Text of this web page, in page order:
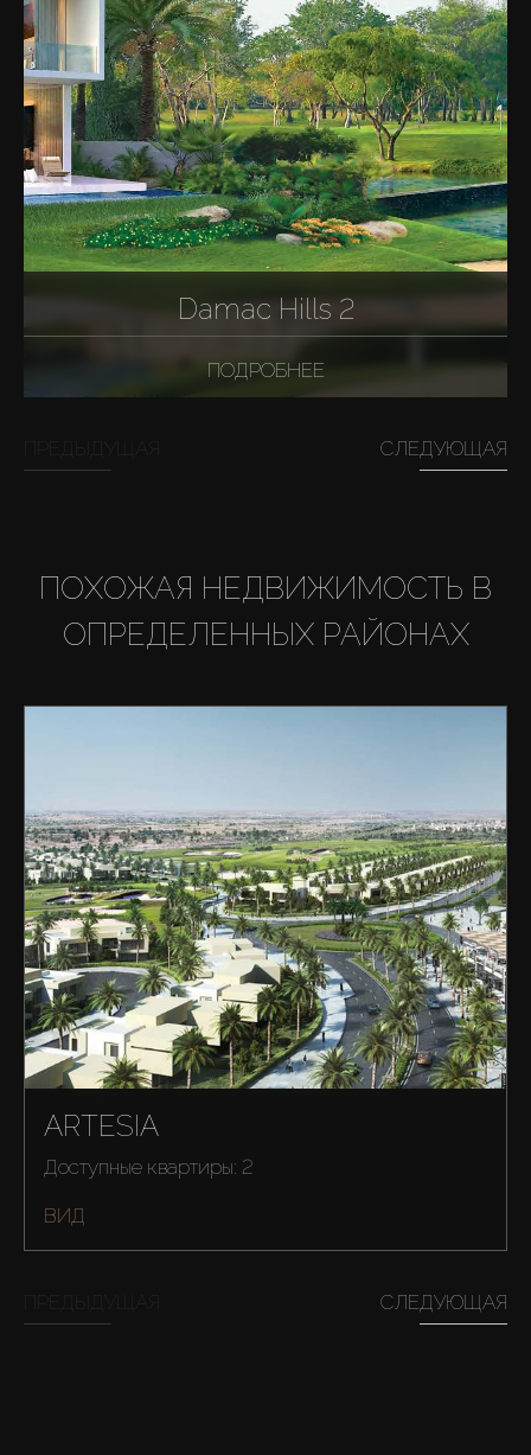
Damac Hills 2
ПОДРОБНЕЕ
СЛЕДУЮЩАЯ
ПОХОЖАЯ НЕДВИЖИМОСТЬ В
ОПРЕДЕЛЕННЫХ РАЙОНАХ
ARTESIA
Доступные квартиры: 2
ВИД
СЛЕДУЮЩАЯ